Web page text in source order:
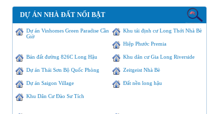
DỰ ÁN NHÀ ĐẤT NỔI BẬT
Dự án Vinhomes Green Paradise Cần
Giờ
Khu tái định cư Long Thới Nhà Bè
Hiệp Phước Premia
Bán đất đường 826C Long Hậu Khu dân cư Gia Long Riverside
Dự án Thái Sơn Bộ Quốc Phòng Zeitgeist Nhà Bè
Dự án Saigon Village Đất nền long hậu
Khu Dân Cư Đào Sư Tích